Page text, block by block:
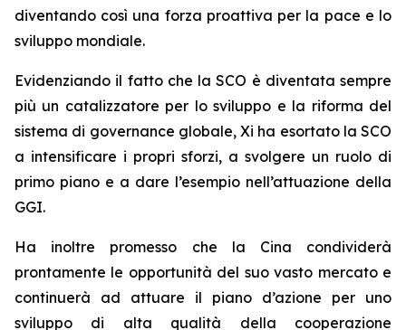
diventando così una forza proattiva per la pace e lo
sviluppo mondiale.
Evidenziando il fatto che la SCO è diventata sempre
più un catalizzatore per lo sviluppo e la riforma del
sistema di governance globale, Xi ha esortato la SCO
a intensificare i propri sforzi, a svolgere un ruolo di
primo piano e a dare l’esempio nell’attuazione della
GGI.
Ha inoltre promesso che la Cina condividerà
prontamente le opportunità del suo vasto mercato e
continuerà ad attuare il piano d’azione per uno
sviluppo di alta qualità della cooperazione